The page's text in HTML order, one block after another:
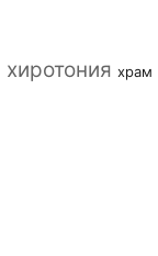
хиротония храм